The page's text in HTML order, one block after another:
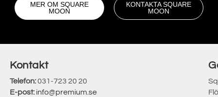
MER OM SQUARE
MOON
KONTAKTA SQUARE
MOON
Kontakt
Telefon:031-723 20 20
E-post: info@premium.se